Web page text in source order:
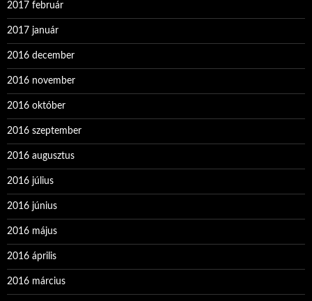
2017 február
2017 január
2016 december
2016 november
2016 október
2016 szeptember
2016 augusztus
2016 július
2016 június
2016 május
2016 április
2016 március